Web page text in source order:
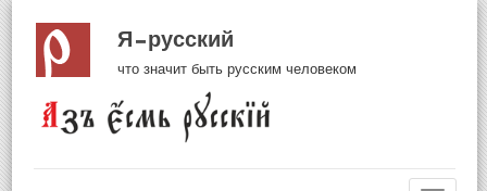
Я русский
что значит быть русским человеком